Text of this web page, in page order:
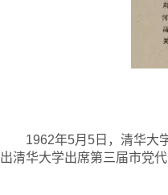
1962年5月5日，清华大
出清华大学出席第三届市党